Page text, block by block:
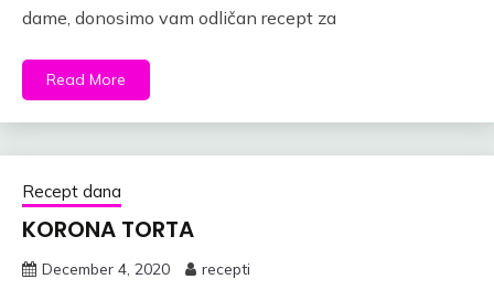
dame, donosimo vam odličan recept za
Read More
Recept dana
KORONA TORTA
December 4, 2020 recepti